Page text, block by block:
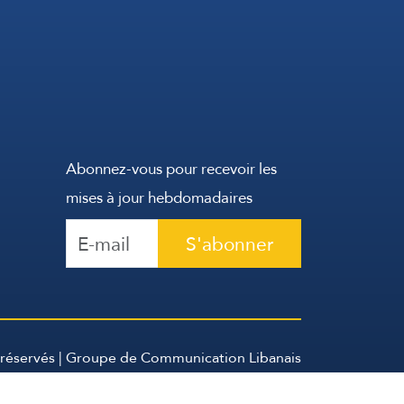
Abonnez-vous pour recevoir les
mises à jour hebdomadaires
S'abonner
| Groupe de Communication Libanais
2026